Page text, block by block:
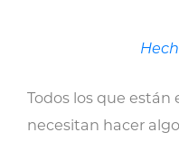
Todos los que
necesitan hacer